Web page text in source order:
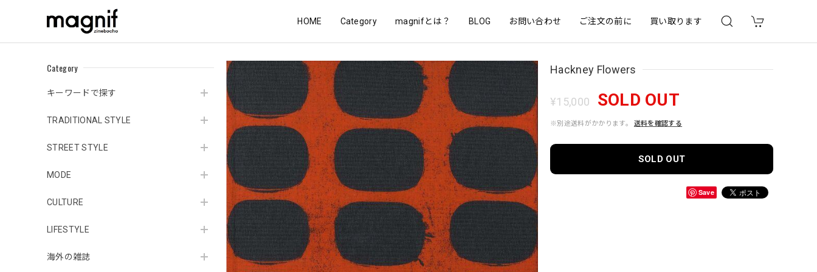
HOME Category magnifとは？ BLOG お問い合わせ ご注文の前に 買い取ります
Category
キーワードで探す
TRADITIONAL STYLE
STREET STYLE
MODE
CULTURE
LIFESTYLE
海外の雑誌
Hackney Flowers
¥15,000 SOLD OUT
※別途送料がかかります。 送料を確認する
SOLD OUT
Save